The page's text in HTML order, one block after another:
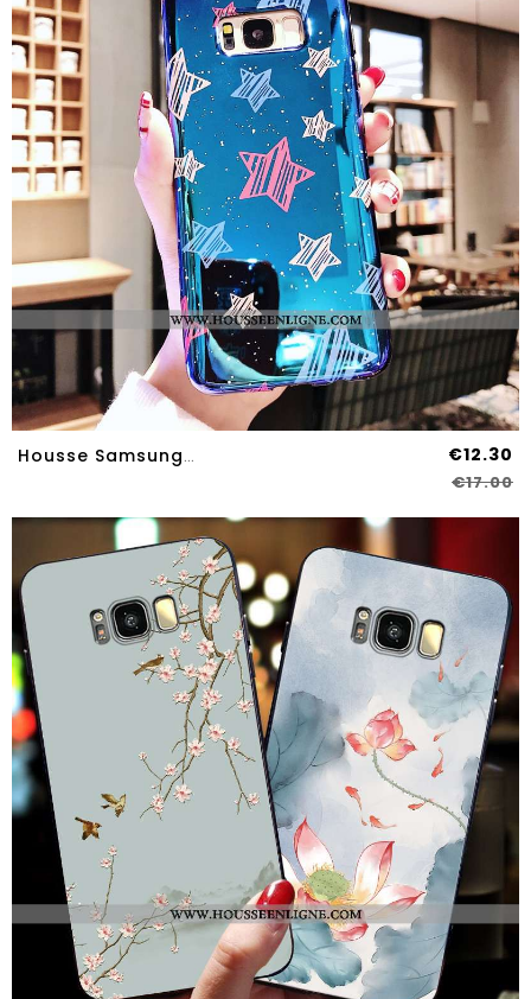
Housse Samsung Galaxy S8 Fluide Doux Silicone Tendance Coque Étoile Téléphone Portable Amoureux Bleu €12.30
€17.00